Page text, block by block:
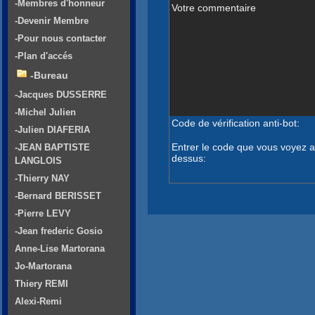
Votre commentaire
Code de vérification anti-bot:
Entrer le code que vous voyez
dessus:
-Membres d'honneur
-Devenir Membre
-Pour nous contacter
-Plan d'accés
-Bureau
-Jacques DUSSERRE
-Michel Julien
-Julien DIAFERIA
-JEAN BAPTISTE
LANGLOIS
-Thierry NAY
-Bernard BERISSET
-Pierre LEVY
-Jean frederic Gosio
Anne-Lise Martorana
Jo-Martorana
Thiery REMI
Alexi-Remi